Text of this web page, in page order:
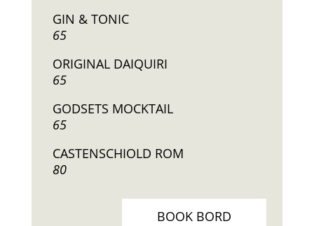
GIN & TONIC
65
ORIGINAL DAIQUIRI
65
GODSETS MOCKTAIL
65
CASTENSCHIOLD ROM
80
BOOK BORD